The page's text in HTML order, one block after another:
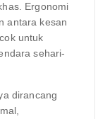
Ergonomi
antara kesan
untuk
sehari-
dirancang